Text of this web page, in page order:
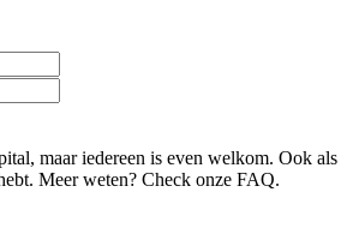
maar iedereen is even welkom. Ook als
Meer weten? Check onze FAQ.